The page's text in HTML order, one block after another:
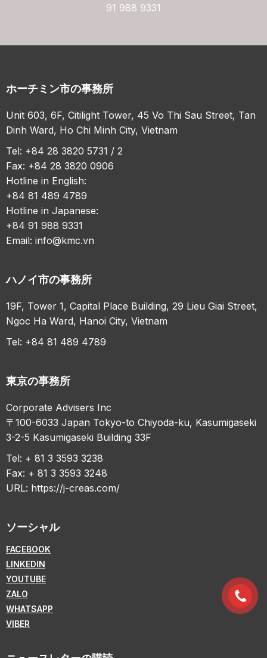
91 988 9331
ホーチミン市の事務所
Unit 603, 6F, Citilight Tower, 45 Vo Thi Sau Street, Tan
Dinh Ward, Ho Chi Minh City, Vietnam
Tel: +84 28 3820 5731 / 2
Fax: +84 28 3820 0906
Hotline in English:
+84 81 489 4789
Hotline in Japanese:
+84 91 988 9331
Email:info@kmc.vn
ハノイ市の事務所
19F, Tower 1, Capital Place Building, 29 Lieu Giai Street,
Ngoc Ha Ward, Hanoi City, Vietnam
Tel: +84 81 489 4789
東京の事務所
Corporate Advisers Inc
〒100-6033 Japan Tokyo-to Chiyoda-ku, Kasumigaseki
3-2-5 Kasumigaseki Building 33F
Tel: + 81 3 3593 3238
Fax: + 81 3 3593 3248
URL: https://j-creas.com/
ソーシャル
FACEBOOK
LINKEDIN
YOUTUBE
ZALO
WHATSAPP
VIBER